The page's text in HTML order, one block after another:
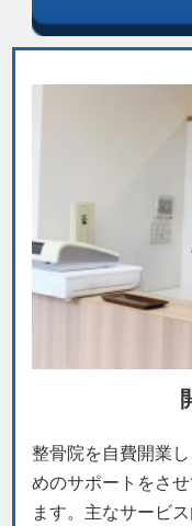
整骨院を自費開業
めのサポートをさ
ます。主なサービ